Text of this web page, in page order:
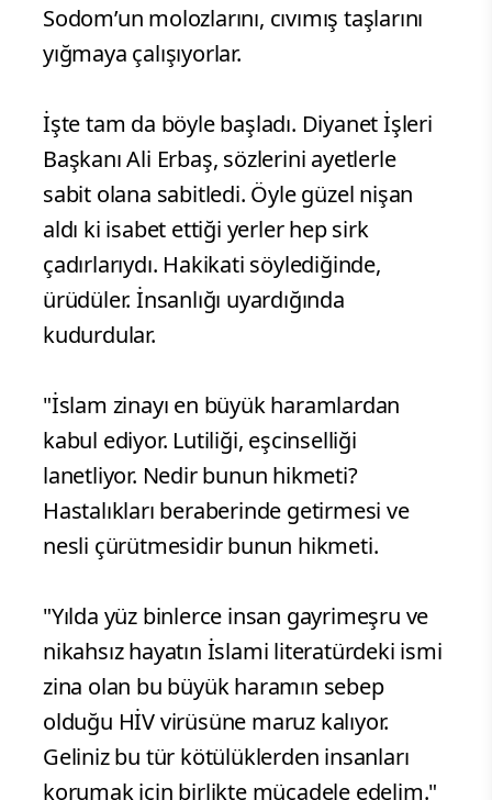
Sodom’un molozlarını, cıvımış taşlarını
yığmaya çalışıyorlar.
İşte tam da böyle başladı. Diyanet İşleri
Başkanı Ali Erbaş, sözlerini ayetlerle
sabit olana sabitledi. Öyle güzel nişan
aldı ki isabet ettiği yerler hep sirk
çadırlarıydı. Hakikati söylediğinde,
ürüdüler. İnsanlığı uyardığında
kudurdular.
"İslam zinayı en büyük haramlardan
kabul ediyor. Lutiliği, eşcinselliği
lanetliyor. Nedir bunun hikmeti?
Hastalıkları beraberinde getirmesi ve
nesli çürütmesidir bunun hikmeti.
"Yılda yüz binlerce insan gayrimeşru ve
nikahsız hayatın İslami literatürdeki ismi
zina olan bu büyük haramın sebep
olduğu HİV virüsüne maruz kalıyor.
Geliniz bu tür kötülüklerden insanları
korumak için birlikte mücadele edelim."